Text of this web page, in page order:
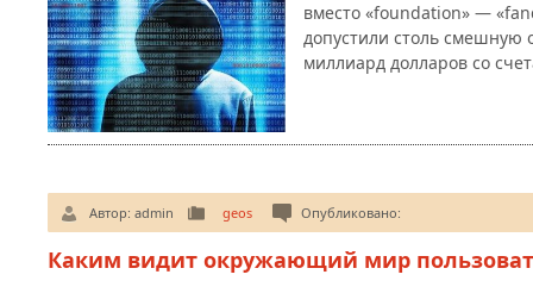
вместо «foundation» —
допустили столь смешную
миллиард долларов со
Автор: admin geos Опубликовано:
Каким видит окружающий мир